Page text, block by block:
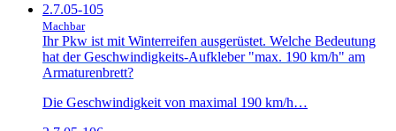
2.7.05-105
Machbar
Ihr Pkw ist mit Winterreifen ausgerüstet. Welche Bedeutung
hat der Geschwindigkeits-Aufkleber "max. 190 km/h" am
Armaturenbrett?
Die Geschwindigkeit von maximal 190 km/h…